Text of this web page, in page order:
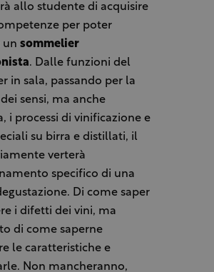
allo studente di acquisire
per poter
un sommelier
. Dalle funzioni del
in sala, passando per la
sensi, ma anche
i processi di vinificazione e
su birra e distillati, il
verterà
specifico di una
Di come saper
i difetti dei vini, ma
di come saperne
le caratteristiche e
Non mancheranno,